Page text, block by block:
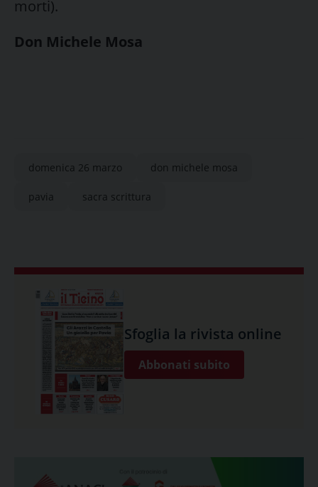
morti).
Don Michele Mosa
domenica 26 marzo don michele mosa
pavia sacra scrittura
Sfoglia la rivista online
Abbonati subito